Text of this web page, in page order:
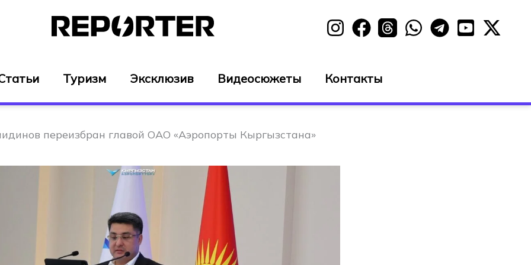
Туризм Эксклюзив Видеосюжеты Контакты
переизбран главой ОАО «Аэропорты Кыргызстана»